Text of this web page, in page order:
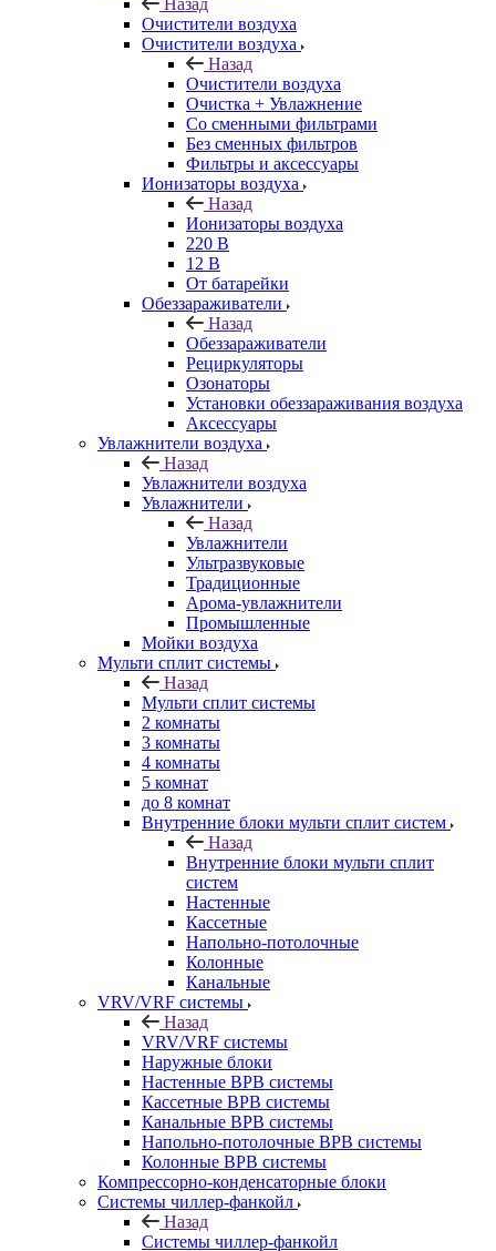
Назад
Очистители воздуха
Очистители воздуха
Назад
Очистители воздуха
Очистка + Увлажнение
Cо сменными фильтрами
Без сменных фильтров
Фильтры и аксессуары
Ионизаторы воздуха
Назад
Ионизаторы воздуха
220 В
12 В
От батарейки
Обеззараживатели
Назад
Обеззараживатели
Рециркуляторы
Озонаторы
Установки обеззараживания воздуха
Аксессуары
Увлажнители воздуха
Назад
Увлажнители воздуха
Увлажнители
Назад
Увлажнители
Ультразвуковые
Традиционные
Арома-увлажнители
Промышленные
Мойки воздуха
Мульти сплит системы
Назад
Мульти сплит системы
2 комнаты
3 комнаты
4 комнаты
5 комнат
до 8 комнат
Внутренние блоки мульти сплит систем
Назад
Внутренние блоки мульти сплит
систем
Настенные
Кассетные
Напольно-потолочные
Колонные
Канальные
VRV/VRF системы
Назад
VRV/VRF системы
Наружные блоки
Настенные ВРВ системы
Кассетные ВРВ системы
Канальные ВРВ системы
Напольно-потолочные ВРВ системы
Колонные ВРВ системы
Компрессорно-конденсаторные блоки
Системы чиллер-фанкойл
Назад
Системы чиллер-фанкойл